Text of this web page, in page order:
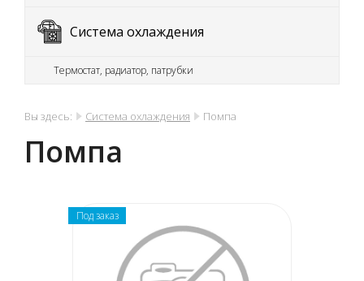
Система охлаждения
Термостат, радиатор, патрубки
Вы здесь: Система охлаждения Помпа
Помпа
Под заказ